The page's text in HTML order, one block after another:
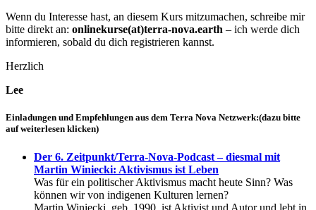
Wenn du Interesse hast, an diesem Kurs mitzumachen, schreibe mir
bitte direkt an: onlinekurse(at)terra-nova.earth – ich werde dich
informieren, sobald du dich registrieren kannst.
Herzlich
Lee
Einladungen und Empfehlungen aus dem Terra Nova Netzwerk:(dazu bitte
auf weiterlesen klicken)
Der 6. Zeitpunkt/Terra-Nova-Podcast – diesmal mit
Martin Winiecki: Aktivismus ist Leben
Was für ein politischer Aktivismus macht heute Sinn? Was
können wir von indigenen Kulturen lernen?
Martin Winiecki, geb. 1990, ist Aktivist und Autor und lebt in